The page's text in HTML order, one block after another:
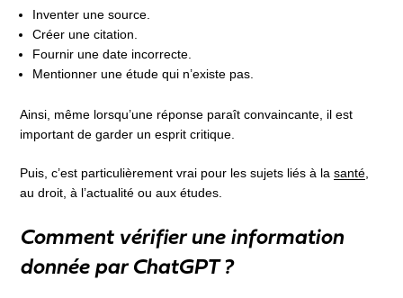
Inventer une source.
Créer une citation.
Fournir une date incorrecte.
Mentionner une étude qui n’existe pas.
Ainsi, même lorsqu’une réponse paraît convaincante, il est
important de garder un esprit critique.
Puis, c’est particulièrement vrai pour les sujets liés à lasanté
au droit, à l’actualité ou aux études.
Comment vérifier une information
donnée par ChatGPT ?